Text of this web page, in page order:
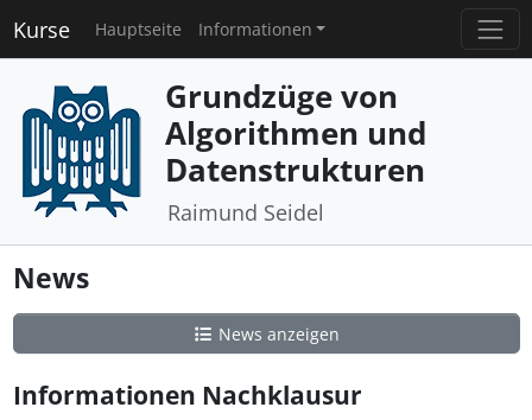
Kurse Hauptseite Informationen
Grundzüge von
Algorithmen und
Datenstrukturen
Raimund Seidel
News
News anzeigen
Informationen Nachklausur